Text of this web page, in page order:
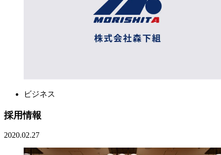
ビジネス
採用情報
2020.02.27